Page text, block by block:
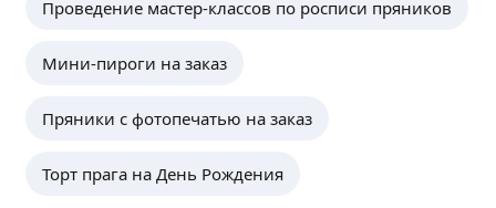
Проведение мастер-классов по росписи пряников
Мини-пироги на заказ
Пряники с фотопечатью на заказ
Торт прага на День Рождения